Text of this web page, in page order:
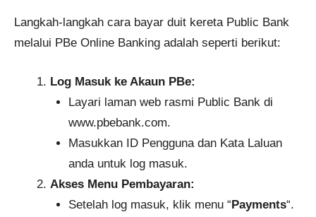
Langkah-langkah cara bayar duit kereta Public Bank
melalui PBe Online Banking adalah seperti berikut:
Log Masuk ke Akaun PBe:
Layari laman web rasmi Public Bank di
www.pbebank.com.
Masukkan ID Pengguna dan Kata Laluan
anda untuk log masuk.
Akses Menu Pembayaran:
Setelah log masuk, klik menu “Payments“.